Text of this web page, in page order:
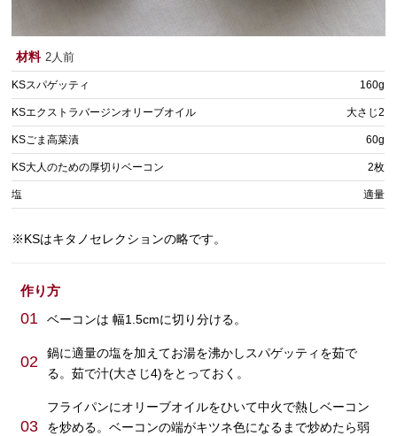
材料 2人前
KSスパゲッティ 160g
KSエクストラバージンオリーブオイル 大さじ2
KSごま高菜漬 60g
KS大人のための厚切りベーコン 2枚
塩 適量
※KSはキタノセレクションの略です。
作り方
01 ベーコンは 幅1.5cmに切り分ける。
02
鍋に適量の塩を加えてお湯を沸かしスパゲッティを茹で
る。茹で汁(大さじ4)をとっておく。
03
フライパンにオリーブオイルをひいて中火で熱しベーコン
を炒める。ベーコンの端がキツネ色になるまで炒めたら弱